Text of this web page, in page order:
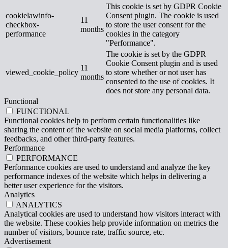
cookielawinfo-
checkbox-
performance
11
months
This cookie is set by GDPR Cookie
Consent plugin. The cookie is used
to store the user consent for the
cookies in the category
"Performance".
viewed_cookie_policy
11
months
The cookie is set by the GDPR
Cookie Consent plugin and is used
to store whether or not user has
consented to the use of cookies. It
does not store any personal data.
Functional
FUNCTIONAL
Functional cookies help to perform certain functionalities like
sharing the content of the website on social media platforms, collect
feedbacks, and other third-party features.
Performance
PERFORMANCE
Performance cookies are used to understand and analyze the key
performance indexes of the website which helps in delivering a
better user experience for the visitors.
Analytics
ANALYTICS
Analytical cookies are used to understand how visitors interact with
the website. These cookies help provide information on metrics the
number of visitors, bounce rate, traffic source, etc.
Advertisement